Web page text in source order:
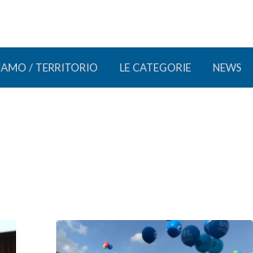
/ TERRITORIO LE CATEGORIE NEWS